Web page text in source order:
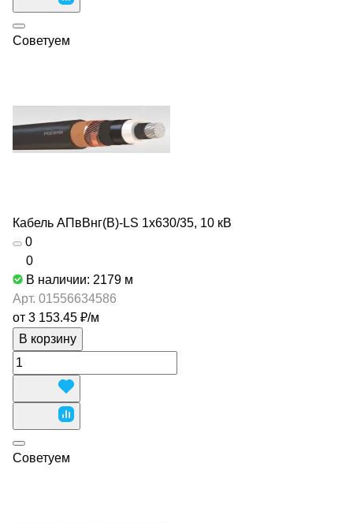
Советуем
Кабель АПвВнг(В)-LS 1х630/35, 10 кВ
0
0
В наличии: 2179 м
Арт. 01556634586
от 3 153.45 ₽/м
В корзину
Советуем